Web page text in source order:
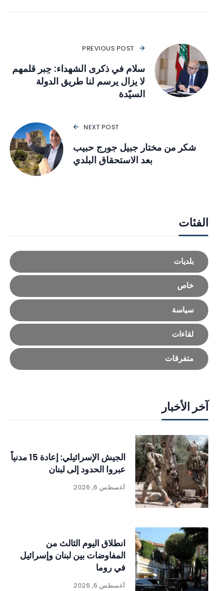
PREVIOUS POST
سلام في ذكرى الشهداء: حِبر قلمهم
لا يزال يرسم لنا طريق الدولة
السيّدة
NEXT POST
شكر من مختار جبيل جورج حبيب
بعد الاستحقاق البلدي
الفئات
بلديات
خاص
سياسة
لقاءات
متفرقات
آخر الأخبار
الجيش الإسرائيلي: إعادة 15 مدنياً
عبروا الحدود إلى لبنان
أغسطس 6, 2026
انطلاق اليوم الثالث من
المفاوضات بين لبنان وإسرائيل
في روما
أغسطس 6, 2026